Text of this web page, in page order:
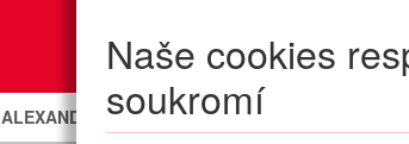
MojePřihlášení
Naše cookies
soukromí
ALEXANDRIA PREMIUM CLUB